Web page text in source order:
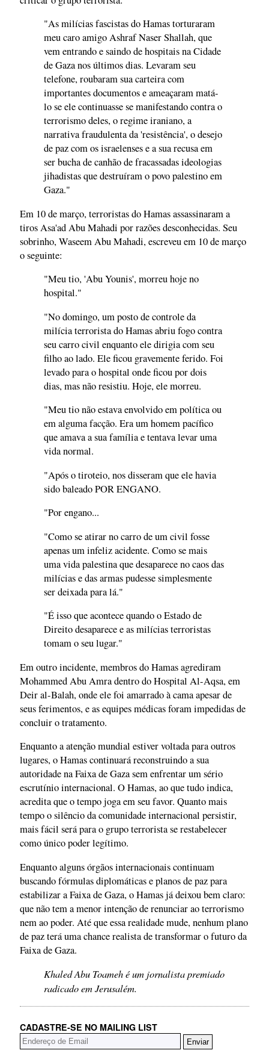
"As milícias fascistas do Hamas torturaram
meu caro amigo Ashraf Naser Shallah, que
vem entrando e saindo de hospitais na Cidade
de Gaza nos últimos dias. Levaram seu
telefone, roubaram sua carteira com
importantes documentos e ameaçaram matá-
lo se ele continuasse se manifestando contra o
terrorismo deles, o regime iraniano, a
narrativa fraudulenta da 'resistência', o desejo
de paz com os israelenses e a sua recusa em
ser bucha de canhão de fracassadas ideologias
jihadistas que destruíram o povo palestino em
Gaza."
Em 10 de março, terroristas do Hamas assassinaram a
tiros Asa'ad Abu Mahadi por razões desconhecidas. Seu
sobrinho, Waseem Abu Mahadi, escreveu em 10 de março
o seguinte:
"Meu tio, 'Abu Younis', morreu hoje no
hospital."
"No domingo, um posto de controle da
milícia terrorista do Hamas abriu fogo contra
seu carro civil enquanto ele dirigia com seu
filho ao lado. Ele ficou gravemente ferido. Foi
levado para o hospital onde ficou por dois
dias, mas não resistiu. Hoje, ele morreu.
"Meu tio não estava envolvido em política ou
em alguma facção. Era um homem pacífico
que amava a sua família e tentava levar uma
vida normal.
"Após o tiroteio, nos disseram que ele havia
sido baleado POR ENGANO.
"Por engano...
"Como se atirar no carro de um civil fosse
apenas um infeliz acidente. Como se mais
uma vida palestina que desaparece no caos das
milícias e das armas pudesse simplesmente
ser deixada para lá."
"É isso que acontece quando o Estado de
Direito desaparece e as milícias terroristas
tomam o seu lugar."
Em outro incidente, membros do Hamas agrediram
Mohammed Abu Amra dentro do Hospital Al-Aqsa, em
Deir al-Balah, onde ele foi amarrado à cama apesar de
seus ferimentos, e as equipes médicas foram impedidas de
concluir o tratamento.
Enquanto a atenção mundial estiver voltada para outros
lugares, o Hamas continuará reconstruindo a sua
autoridade na Faixa de Gaza sem enfrentar um sério
escrutínio internacional. O Hamas, ao que tudo indica,
acredita que o tempo joga em seu favor. Quanto mais
tempo o silêncio da comunidade internacional persistir,
mais fácil será para o grupo terrorista se restabelecer
como único poder legítimo.
Enquanto alguns órgãos internacionais continuam
buscando fórmulas diplomáticas e planos de paz para
estabilizar a Faixa de Gaza, o Hamas já deixou bem claro:
que não tem a menor intenção de renunciar ao terrorismo
nem ao poder. Até que essa realidade mude, nenhum plano
de paz terá uma chance realista de transformar o futuro da
Faixa de Gaza.
Khaled Abu Toameh é um jornalista premiado
radicado em Jerusalém.
CADASTRE-SE NO MAILING LIST